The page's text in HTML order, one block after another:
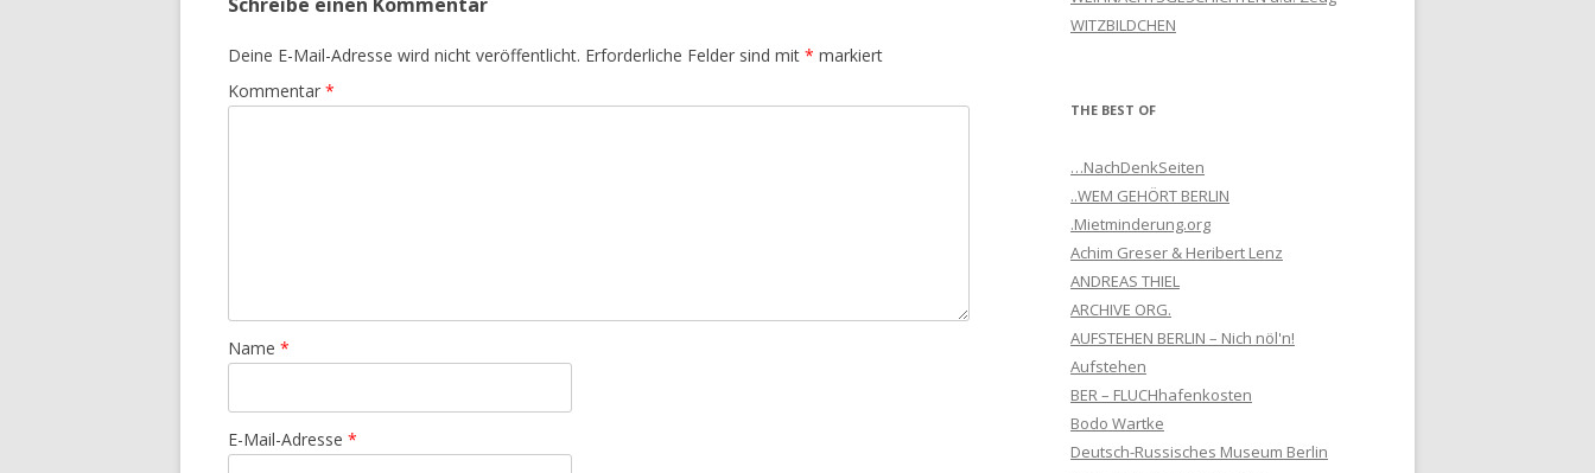
Deine E-Mail-Adresse wird nicht veröffentlicht. Erforderliche Felder sind mit * markiert
Kommentar *
Name *
E-Mail-Adresse *
WITZBILDCHEN
THE BEST OF
…NachDenkSeiten
..WEM GEHÖRT BERLIN
.Mietminderung.org
Achim Greser & Heribert Lenz
ANDREAS THIEL
ARCHIVE ORG.
AUFSTEHEN BERLIN – Nich nöl'n!
Aufstehen
BER – FLUCHhafenkosten
Bodo Wartke
Deutsch-Russisches Museum Berlin